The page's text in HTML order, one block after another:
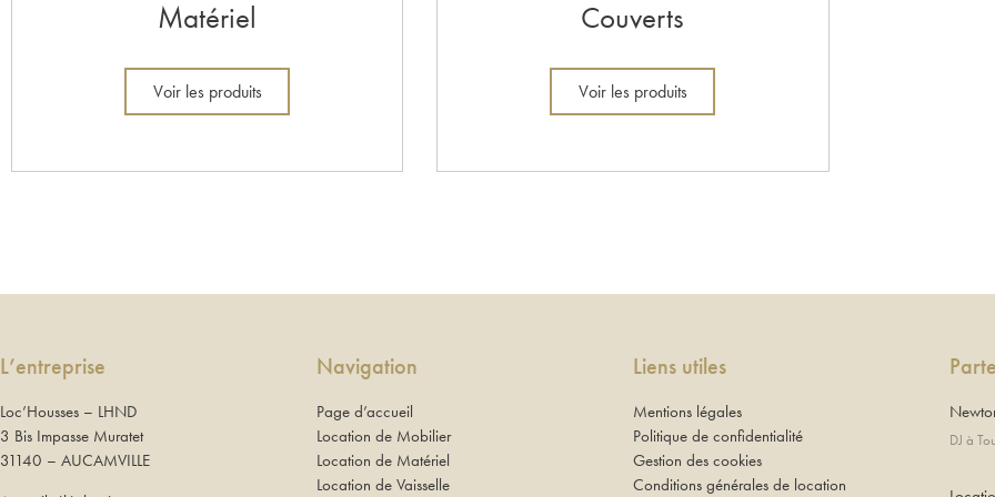
Matériel
Voir les produits
Couverts
Voir les produits
L’entreprise
Loc’Housses – LHND
3 Bis Impasse Muratet
31140 – AUCAMVILLE
Navigation
Page d’accueil
Location de Mobilier
Location de Matériel
Location de Vaisselle
Liens utiles
Mentions légales
Politique de confidentialité
Gestion des cookies
Conditions générales de location
DJ à